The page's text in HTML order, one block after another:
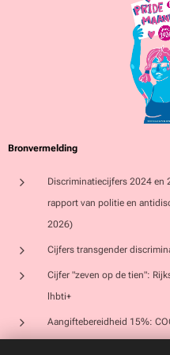
Bronvermelding
Discriminatiecijfers 2024 en
rapport van politie en
2026)
Cijfers transgender
Cijfer "zeven op de tien":
lhbti+
Aangiftebereidheid 15%: